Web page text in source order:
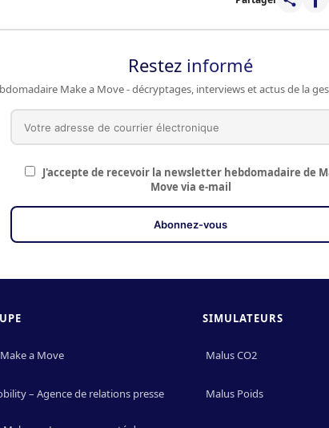
Restez informé
Make a Move - décryptages, interviews et actus de la
J'accepte de recevoir la newsletter hebdomadaire de
Move via e-mail
a Move
– Agence de relations presse
SIMULATEURS
Malus CO2
Malus Poids